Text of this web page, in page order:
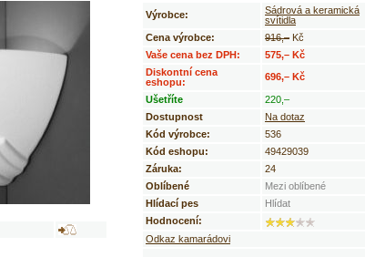
Výrobce:
Sádrová a keramická
svítidla
Cena výrobce:
916,– Kč
Vaše cena bez DPH:
575,– Kč
Diskontní cena
eshopu:
696,– Kč
Ušetříte
220,–
Dostupnost
Na dotaz
Kód výrobce:
536
Kód eshopu:
49429039
Záruka:
24
Oblíbené
Mezi oblíbené
Hlídací pes
Hlídat
Hodnocení:
Odkaz kamarádovi